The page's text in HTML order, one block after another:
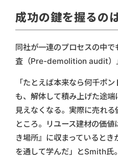
成功の鍵を握るの
同社が一連のプロセスの中
査（Pre-demolition audit）
「たとえば本来なら何千ポ
も、解体して積み上げた途
見えなくなる。実際に売れ
ところ。リユース建材の価
き場所』に収まっていると
を通して学んだ」とSmith氏